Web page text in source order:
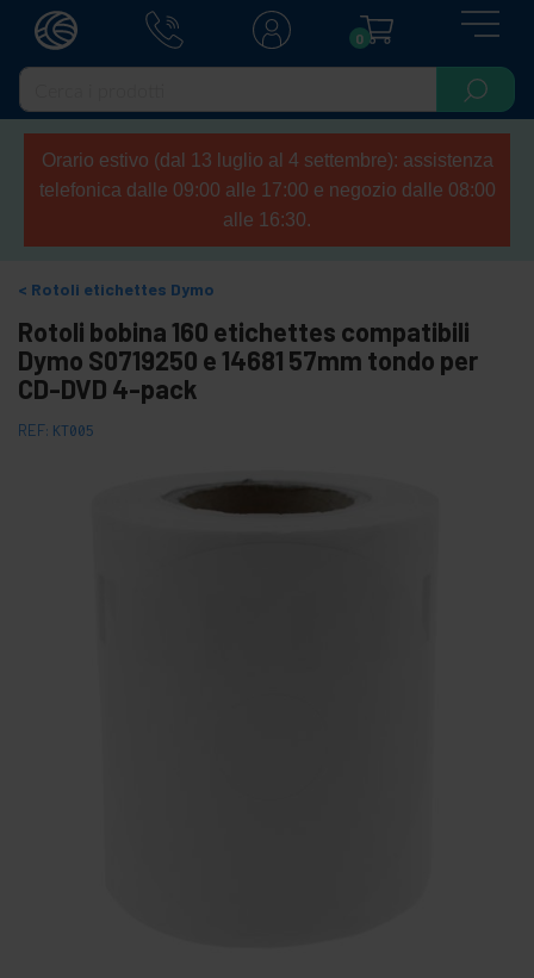
0
Orario estivo (dal 13 luglio al 4 settembre): assistenza
telefonica dalle 09:00 alle 17:00 e negozio dalle 08:00
alle 16:30.
Rotoli etichettes Dymo
Rotoli bobina 160 etichettes compatibili
Dymo S0719250 e 14681 57mm tondo per
CD-DVD 4-pack
REF: KT005